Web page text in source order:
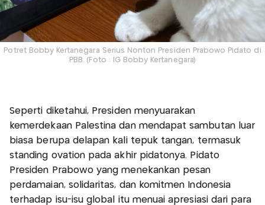
Potret Bobby Kertanegara Serius Nonton Presiden Prabowo Pidato di
PBB. (Foto : IG Bobby Kertanegara)
Seperti diketahui, Presiden menyuarakan
kemerdekaan Palestina dan mendapat sambutan luar
biasa berupa delapan kali tepuk tangan, termasuk
standing ovation pada akhir pidatonya. Pidato
Presiden Prabowo yang menekankan pesan
perdamaian, solidaritas, dan komitmen Indonesia
terhadap isu-isu global itu menuai apresiasi dari para